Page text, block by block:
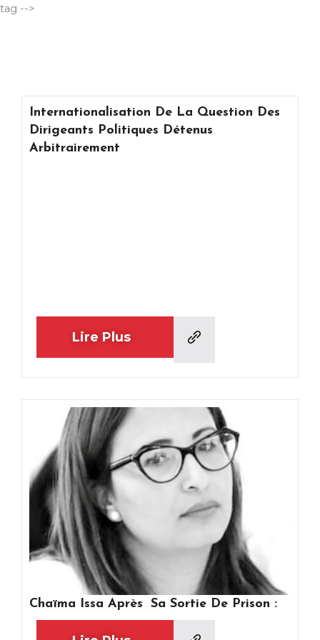
tag -->
Internationalisation De La Question Des
Dirigeants Politiques Détenus
Arbitrairement
Lire Plus
Chaïma Issa Après Sa Sortie De Prison :